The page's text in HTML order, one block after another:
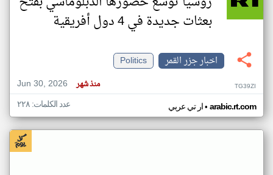
بعثات جديدة في 4 دول أفريقية
اخبار جزر القمر
Politics
Jun 30, 2026
منذ شهر TG39ZI
ار تي عربي• arabic.rt.com عدد الكلمات: ٢٢٨